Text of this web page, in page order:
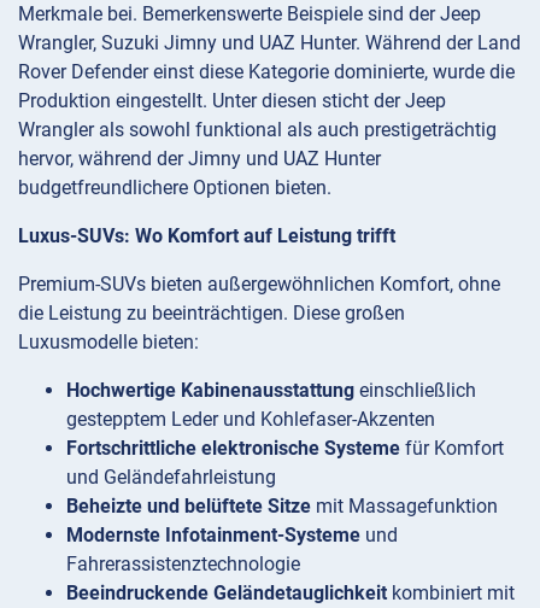
Merkmale bei. Bemerkenswerte Beispiele sind der Jeep
Wrangler, Suzuki Jimny und UAZ Hunter. Während der Land
Rover Defender einst diese Kategorie dominierte, wurde die
Produktion eingestellt. Unter diesen sticht der Jeep
Wrangler als sowohl funktional als auch prestigeträchtig
hervor, während der Jimny und UAZ Hunter
budgetfreundlichere Optionen bieten.
Luxus-SUVs: Wo Komfort auf Leistung trifft
Premium-SUVs bieten außergewöhnlichen Komfort, ohne
die Leistung zu beeinträchtigen. Diese großen
Luxusmodelle bieten:
Hochwertige Kabinenausstattung einschließlich
gestepptem Leder und Kohlefaser-Akzenten
Fortschrittliche elektronische Systeme für Komfort
und Geländefahrleistung
Beheizte und belüftete Sitze mit Massagefunktion
Modernste Infotainment-Systeme und
Fahrerassistenztechnologie
Beeindruckende Geländetauglichkeit kombiniert mit